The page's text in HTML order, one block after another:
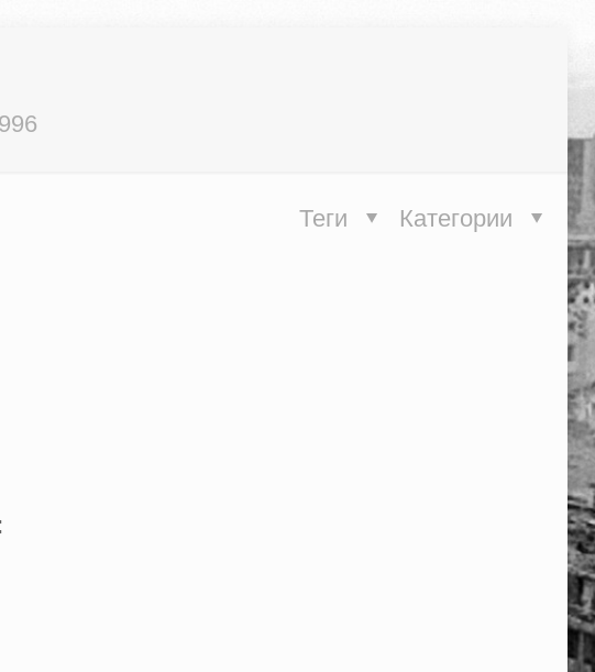
Категории
Теги